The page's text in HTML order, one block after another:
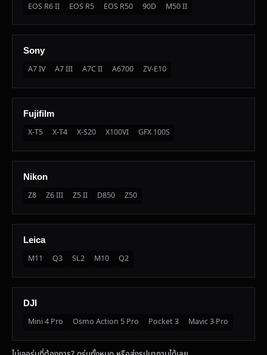
EOS R6 II EOS R5 EOS R50 90D M50 II
Sony
A7 IV A7 III A7C II A6700 ZV-E10
Fujifilm
X-T5 X-T4 X-S20 X100VI GFX 100S
Nikon
Z8 Z6 III Z5 II D850 Z50
Leica
M11 Q3 SL2 M10 Q2
DJI
Mini 4 Pro Osmo Action 5 Pro Pocket 3 Mavic 3 Pro